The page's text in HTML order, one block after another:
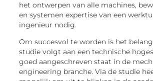
het ontwerpen van alle machines,
en systemen expertise van een
ingenieur nodig.
Om succesvol te worden is het
studie volgt aan een technische
goed aangeschreven staat in de
engineering branche. Via de studie